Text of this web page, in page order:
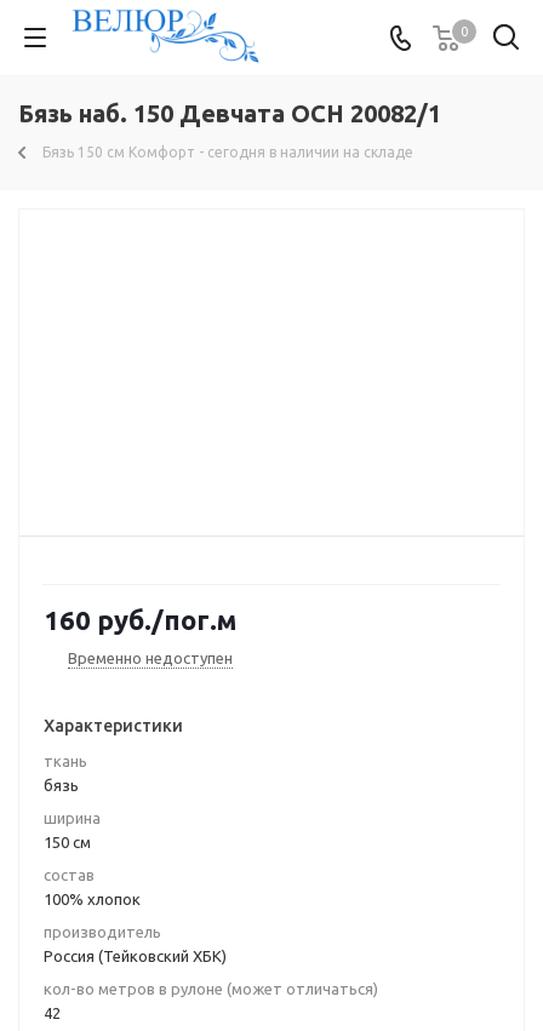
0
Бязь наб. 150 Девчата ОСН 20082/1
Бязь 150 см Комфорт - сегодня в наличии на складе
160 руб./пог.м
Временно недоступен
Характеристики
ткань
бязь
ширина
150 см
состав
100% хлопок
производитель
Россия (Тейковский ХБК)
кол-во метров в рулоне (может отличаться)
42